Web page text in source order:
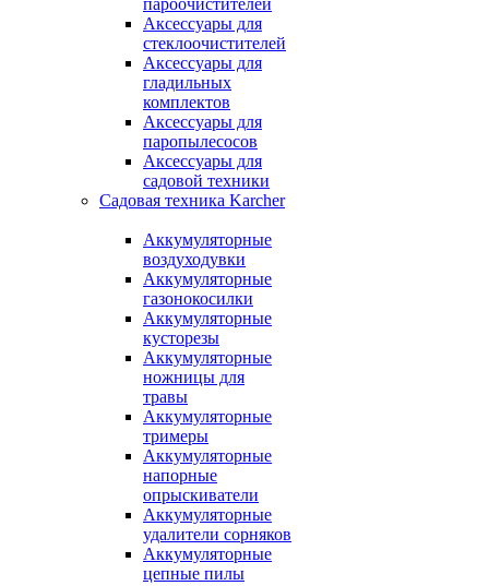
пароочистителей
Аксессуары для
стеклоочистителей
Аксессуары для
гладильных
комплектов
Аксессуары для
паропылесосов
Аксессуары для
садовой техники
Садовая техника Karcher
Аккумуляторные
воздуходувки
Аккумуляторные
газонокосилки
Аккумуляторные
кусторезы
Аккумуляторные
ножницы для
травы
Аккумуляторные
тримеры
Аккумуляторные
напорные
опрыскиватели
Аккумуляторные
удалители сорняков
Аккумуляторные
цепные пилы